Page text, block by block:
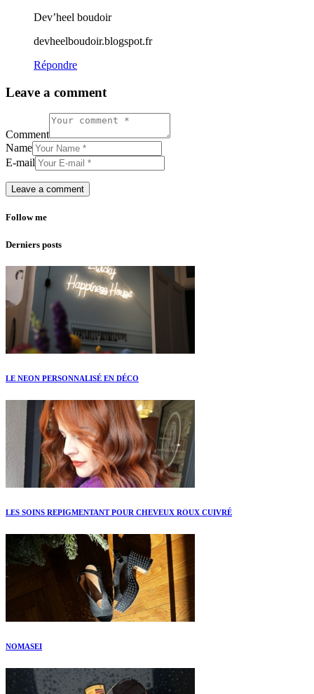
Dev’heel boudoir
devheelboudoir.blogspot.fr
Répondre
Leave a comment
Comment
Name
E-mail
Follow me
Derniers posts
LE NEON PERSONNALISÉ EN DÉCO
LES SOINS REPIGMENTANT POUR CHEVEUX ROUX CUIVRÉ
NOMASEI